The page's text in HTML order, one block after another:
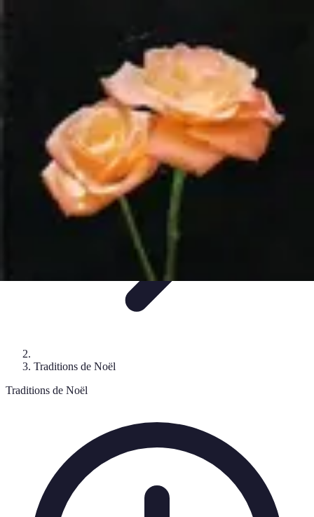
Traditions de NoëlTraditions
Magie de Noël
Traditions de Noël
Traditions de Noël